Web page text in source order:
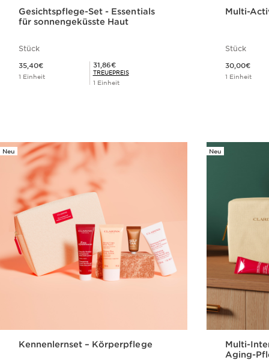
Gesichtspflege-Set - Essentials
für sonnengeküsste Haut
Stück
35,40€
1 Einheit
Mitgliederpreis 31,86€
31,86€
TREUEPREIS
1 Einheit
Multi-
Stück
30,00€
1 Einheit
Neu
Kennenlernset – Körperpflege
Neu
Multi-
Aging-